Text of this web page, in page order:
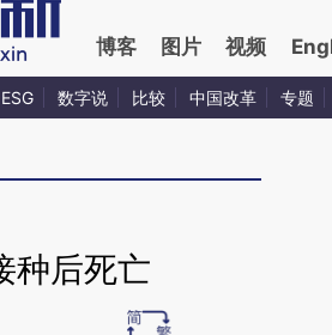
博客 图片 视频
ESG 数字说 比较 中国改革 专题
种后死亡